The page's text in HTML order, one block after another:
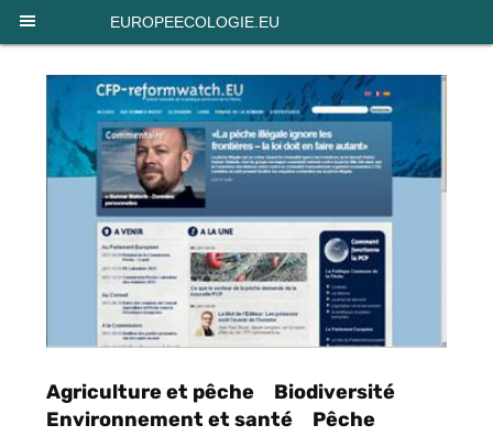
EUROPEECOLOGIE.EU
Agriculture et pêche
Biodiversité
Environnement et santé
Pêche